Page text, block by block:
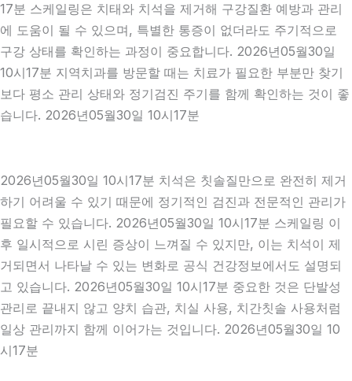
17분 스케일링은 치태와 치석을 제거해 구강질환 예방과 관리
에 도움이 될 수 있으며, 특별한 통증이 없더라도 주기적으로
구강 상태를 확인하는 과정이 중요합니다. 2026년05월30일
10시17분 지역치과를 방문할 때는 치료가 필요한 부분만 찾기
보다 평소 관리 상태와 정기검진 주기를 함께 확인하는 것이 좋
습니다. 2026년05월30일 10시17분
2026년05월30일 10시17분 치석은 칫솔질만으로 완전히 제거
하기 어려울 수 있기 때문에 정기적인 검진과 전문적인 관리가
필요할 수 있습니다. 2026년05월30일 10시17분 스케일링 이
후 일시적으로 시린 증상이 느껴질 수 있지만, 이는 치석이 제
거되면서 나타날 수 있는 변화로 공식 건강정보에서도 설명되
고 있습니다. 2026년05월30일 10시17분 중요한 것은 단발성
관리로 끝내지 않고 양치 습관, 치실 사용, 치간칫솔 사용처럼
일상 관리까지 함께 이어가는 것입니다. 2026년05월30일 10
시17분